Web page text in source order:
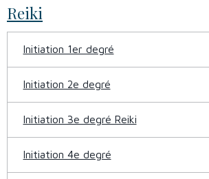
Reiki
Initiation 1er degré
Initiation 2e degré
Initiation 3e degré Reiki
Initiation 4e degré